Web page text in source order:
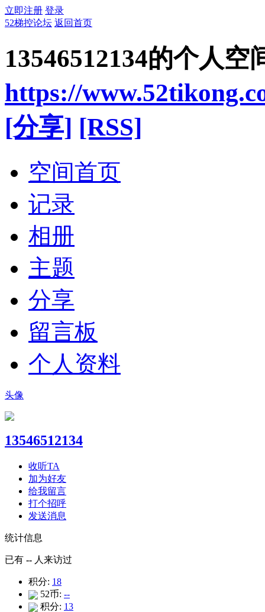
立即注册 登录
52梯控论坛 返回首页
13546512134的个人空
https://
[分享] [RSS]
空间首页
记录
相册
主题
分享
留言板
个人资料
头像
13546512134
收听TA
加为好友
给我留言
打个招呼
发送消息
统计信息
已有 -- 人来访过
积分: 18
52币: --
积分: 13